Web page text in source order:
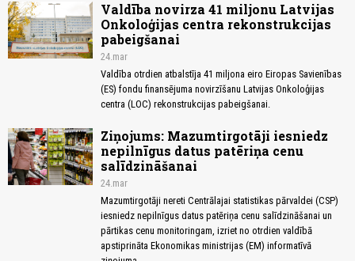
Valdība novirza 41 miljonu Latvijas
Onkoloģijas centra rekonstrukcijas
pabeigšanai
24.mar
Valdība otrdien atbalstīja 41 miljona eiro Eiropas Savienības
(ES) fondu finansējuma novirzīšanu Latvijas Onkoloģijas
centra (LOC) rekonstrukcijas pabeigšanai.
Ziņojums: Mazumtirgotāji iesniedz
nepilnīgus datus patēriņa cenu
salīdzināšanai
24.mar
Mazumtirgotāji nereti Centrālajai statistikas pārvaldei (CSP)
iesniedz nepilnīgus datus patēriņa cenu salīdzināšanai un
pārtikas cenu monitoringam, izriet no otrdien valdībā
apstiprināta Ekonomikas ministrijas (EM) informatīvā